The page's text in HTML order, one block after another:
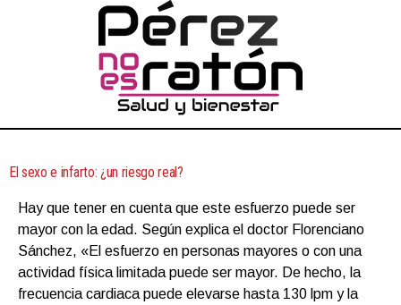
El sexo e infarto: ¿un riesgo real?
Hay que tener en cuenta que este esfuerzo puede ser
mayor con la edad. Según explica el doctor Florenciano
Sánchez, «El esfuerzo en personas mayores o con una
actividad física limitada puede ser mayor. De hecho, la
frecuencia cardiaca puede elevarse hasta 130 lpm y la